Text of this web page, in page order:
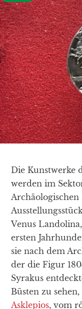
Die Kunstwerke
werden im
Venus
ersten
sie nach dem
der die Figur
Syrakus
Büsten zu
Asklepios, vom